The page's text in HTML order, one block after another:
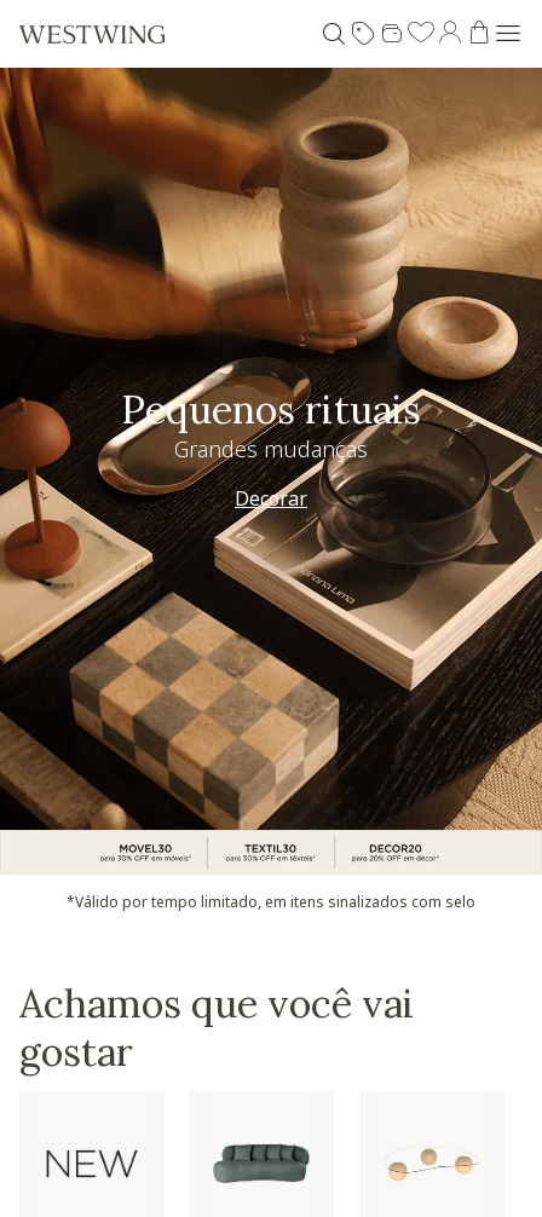
Pequenos rituais
Grandes mudanças
Decorar
*Válido por tempo limitado, em itens sinalizados com selo
Achamos que você vai
gostar